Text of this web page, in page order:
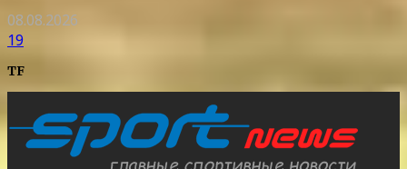
08.08.2026
19
TF